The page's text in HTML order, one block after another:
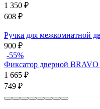
1 350 ₽
608 ₽
Ручка для межкомнатной
900 ₽
-55%
Фиксатор дверной
1 665 ₽
749 ₽